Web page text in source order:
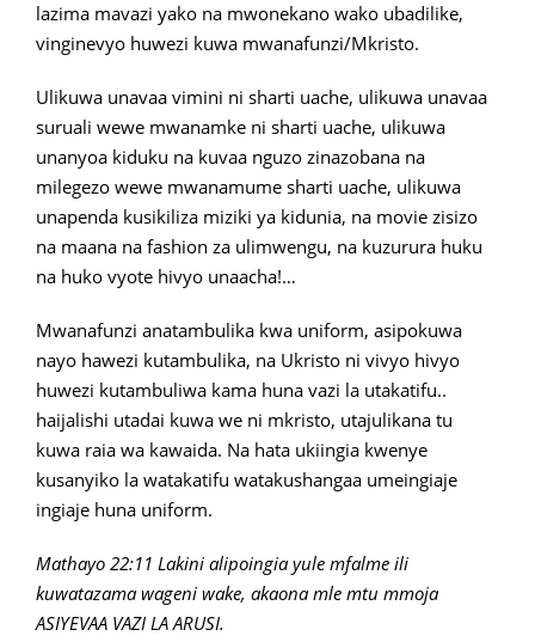
lazima mavazi yako na mwonekano wako ubadilike,
vinginevyo huwezi kuwa mwanafunzi/Mkristo.
Ulikuwa unavaa vimini ni sharti uache, ulikuwa unavaa
suruali wewe mwanamke ni sharti uache, ulikuwa
unanyoa kiduku na kuvaa nguzo zinazobana na
milegezo wewe mwanamume sharti uache, ulikuwa
unapenda kusikiliza miziki ya kidunia, na movie zisizo
na maana na fashion za ulimwengu, na kuzurura huku
na huko vyote hivyo unaacha!…
Mwanafunzi anatambulika kwa uniform, asipokuwa
nayo hawezi kutambulika, na Ukristo ni vivyo hivyo
huwezi kutambuliwa kama huna vazi la utakatifu..
haijalishi utadai kuwa we ni mkristo, utajulikana tu
kuwa raia wa kawaida. Na hata ukiingia kwenye
kusanyiko la watakatifu watakushangaa umeingiaje
ingiaje huna uniform.
Mathayo 22:11 Lakini alipoingia yule mfalme ili
kuwatazama wageni wake, akaona mle mtu mmoja
ASIYEVAA VAZI LA ARUSI.